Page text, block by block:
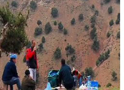
dell’Atlante marocchino,
rigenerante in cui natura,
perfetto equilibrio. La kasbah